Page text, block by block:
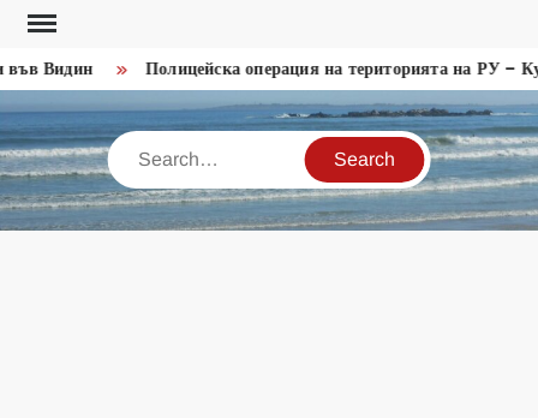
Skip
content
Видин Полицейска операция на територията на РУ –
Search